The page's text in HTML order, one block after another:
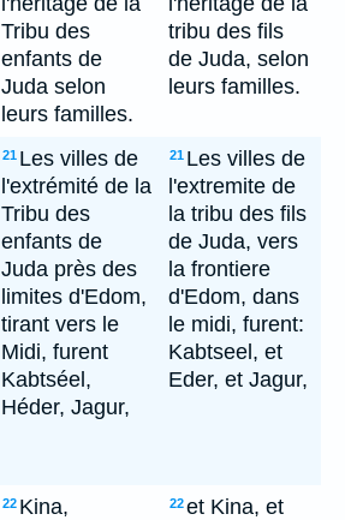
Tribu des
enfants de
Juda selon
leurs familles.
tribu des fils
de Juda, selon
leurs familles.
21 Les villes de
l'extrémité de la
Tribu des
enfants de
Juda près des
limites d'Edom,
tirant vers le
Midi, furent
Kabtséel,
Héder, Jagur,
21 Les villes de
l'extremite de
la tribu des fils
de Juda, vers
la frontiere
d'Edom, dans
le midi, furent:
Kabtseel, et
Eder, et Jagur,
22 Kina,
22et Kina, et